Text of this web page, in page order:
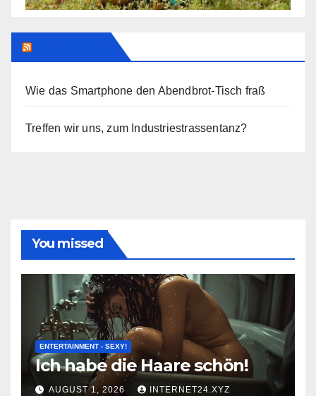
Wie das Smartphone den Abendbrot-Tisch fraß
Treffen wir uns, zum Industriestrassentanz?
You missed
ENTERTAINMENT - SEXY!
Ich habe die Haare schön!
AUGUST 1, 2026 INTERNET24.XYZ